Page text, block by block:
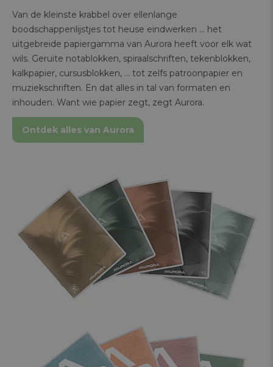
Van de kleinste krabbel over ellenlange
boodschappenlijstjes tot heuse eindwerken … het
uitgebreide papiergamma van Aurora heeft voor elk wat
wils. Geruite notablokken, spiraalschriften, tekenblokken,
kalkpapier, cursusblokken, … tot zelfs patroonpapier en
muziekschriften. En dat alles in tal van formaten en
inhouden. Want wie papier zegt, zegt Aurora.
Ontdek alles van Aurora